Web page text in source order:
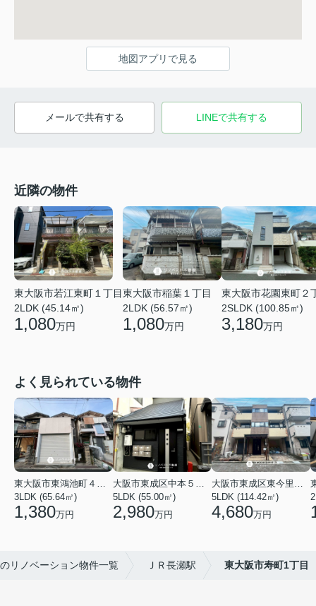
地図アプリで見る
メールで共有する LINEで共有する
近隣の物件
東大阪市若江東町１丁目
2LDK (45.14㎡)
1,080万円
東大阪市稲葉１丁目
2LDK (56.57㎡)
1,080万円
東大阪市花園東町２
2SLDK (100.85㎡)
3,180万円
よく見られている物件
3LDK (65.64㎡)
1,380万円
5LDK (55.00㎡)
2,980万円
5LDK (114.42㎡)
4,680万円
リノベーション物件一覧 ＪＲ長瀬駅 東大阪市寿町1丁目